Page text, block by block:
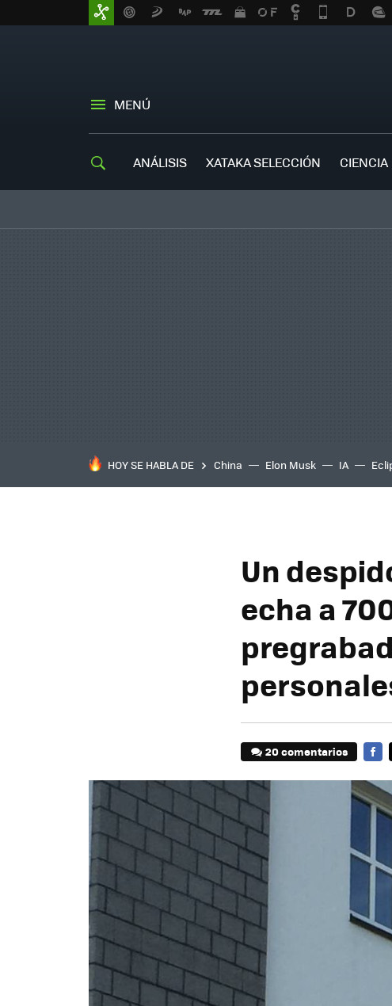
MENÚ
ANÁLISIS XATAKA SELECCIÓN CIENCIA
HOY SE HABLA DE China Elon Musk IA
Un
echa a
20 comentarios